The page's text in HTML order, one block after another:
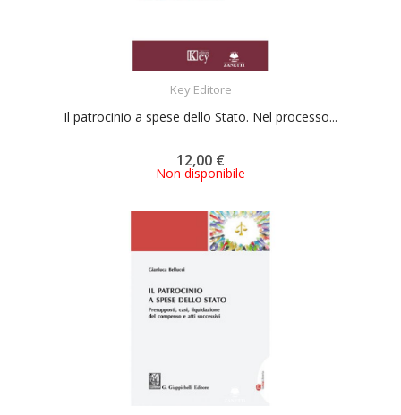
Key Editore
Il patrocinio a spese dello Stato. Nel processo...
12,00 €
Non disponibile